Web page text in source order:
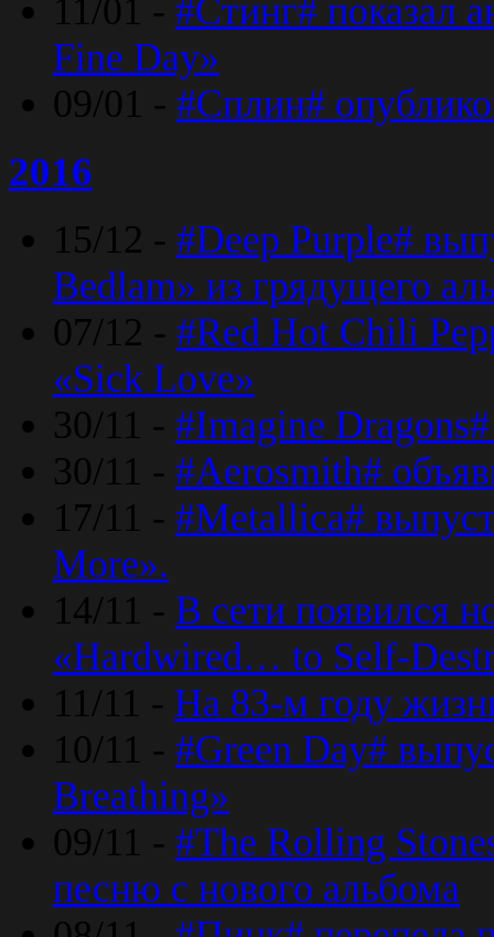
11/01 - #Стинг# показал
Fine Day»
09/01 - #Сплин#
2016
15/12 - #Deep Purple#
Bedlam» из грядущего
07/12 - #Red Hot Chili
«Sick Love»
30/11 - #Imagine
30/11 - #Aerosmith#
17/11 - #Metallica#
More».
14/11 - В сети появился
«Hardwired… to Self-
11/11 - На 83-м году
10/11 - #Green Day#
Breathing»
09/11 - #The Rolling
песню с нового альбома